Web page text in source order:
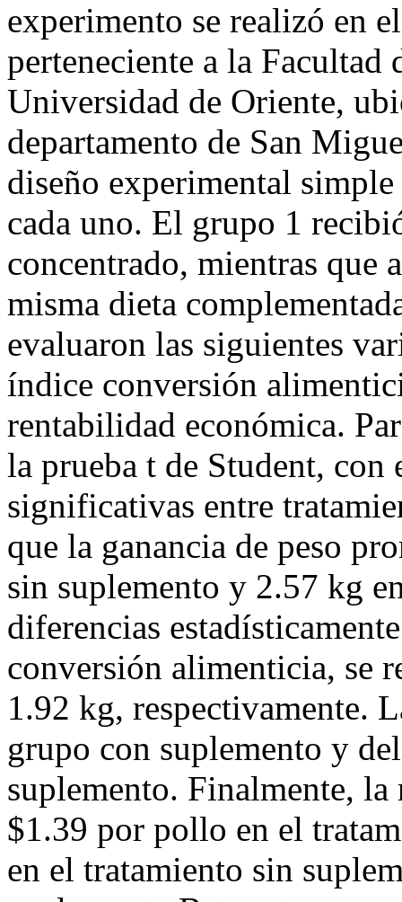
experimento se realizó en
perteneciente a la Facultad
Universidad de Oriente,
departamento de San
diseño experimental
cada uno. El grupo 1
concentrado, mientras que
misma dieta
evaluaron las siguientes
índice conversión
rentabilidad económica.
la prueba t de Student,
significativas entre
que la ganancia de peso
sin suplemento y 2.57 kg
diferencias
conversión alimenticia, se
1.92 kg, respectivamente.
grupo con suplemento y
suplemento. Finalmente,
$1.39 por pollo en el
en el tratamiento sin